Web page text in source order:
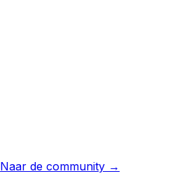
Naar de community →